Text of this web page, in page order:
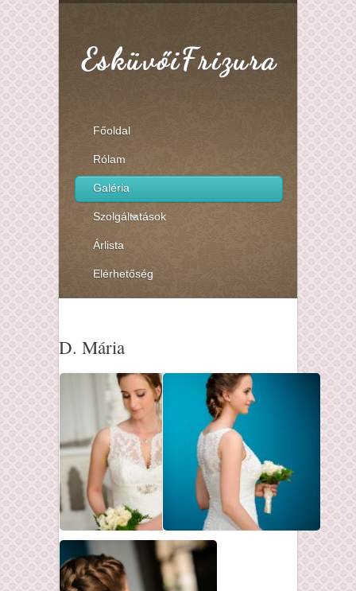
Főoldal
Rólam
Galéria
Szolgáltatások
Árlista
Elérhetőség
D. Mária